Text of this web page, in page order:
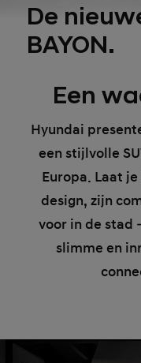
De
BAYON.
Een
Hyundai
een stijlvolle
Europa. Laat
design, zijn
voor in de stad
slimme en